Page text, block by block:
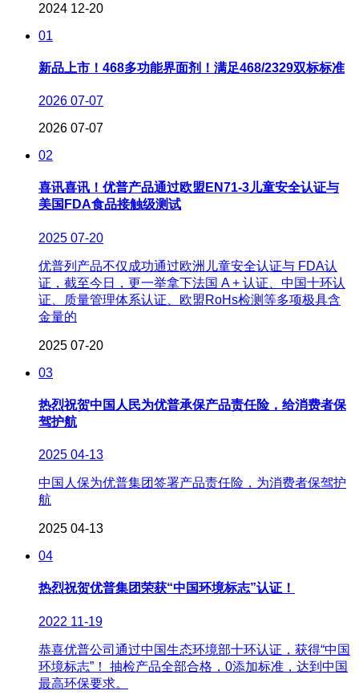
2024 12-20
01
新品上市！468多功能界面剂！满足468/2329双标标准
2026 07-07
2026 07-07
02
喜讯喜讯！优普产品通过欧盟EN71-3儿童安全认证与
美国FDA食品接触级测试
2025 07-20
优普列产品不仅成功通过欧洲儿童安全认证与 FDA认
证，截至今日，更一举拿下法国 A + 认证、中国十环认
证、质量管理体系认证、欧盟RoHs检测等多项极具含
金量的
2025 07-20
03
热烈祝贺中国人民为优普承保产品责任险，给消费者保
驾护航
2025 04-13
中国人保为优普集团签署产品责任险，为消费者保驾护
航
2025 04-13
04
热烈祝贺优普集团荣获“中国环境标志”认证！
2022 11-19
恭喜优普公司通过中国生态环境部十环认证，获得“中国
环境标志”！ 抽检产品全部合格，0添加标准，达到中国
最高环保要求。